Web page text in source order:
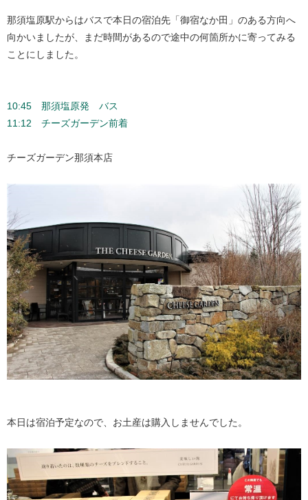
那須塩原駅からはバスで本日の宿泊先「御宿なか田」のある方向へ
向かいましたが、まだ時間があるので途中の何箇所かに寄ってみる
ことにしました。
10:45 那須塩原発 バス
11:12 チーズガーデン前着
チーズガーデン那須本店
本日は宿泊予定なので、お土産は購入しませんでした。